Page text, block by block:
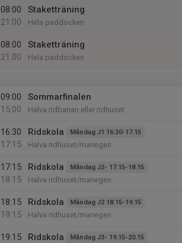
08:00
21:00
Staketträning
Hela paddocken
08:00
21:00
Staketträning
Hela paddocken
09:00
15:00
Sommarfinalen
Halva ridbanan eller ridhuset
16:30
17:15
Ridskola Måndag J1 16.30-17.15
Halva ridhuset/manegen
17:15
18:15
Ridskola Måndag J2- 17.15-18.15
Halva ridhuset/manegen
18:15
19:15
Ridskola Måndag J2 18.15-19.15
Halva ridhuset/manegen
19:15
Ridskola Måndag J3- 19.15-20.15